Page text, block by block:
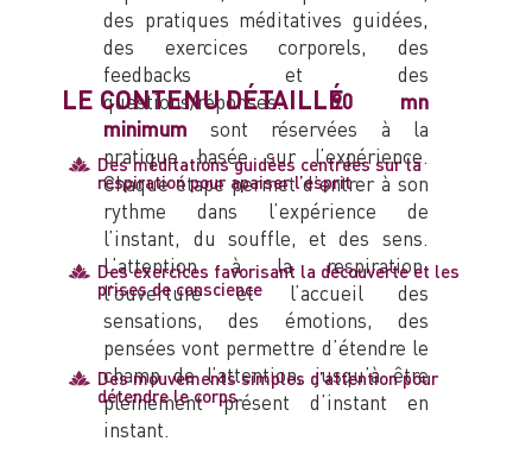
des pratiques méditatives guidées,
des exercices corporels, des
feedbacks et des
questions/réponses. 90 mn
minimum sont réservées à la
pratique basée sur l’expérience.
Chaque étape permet d’entrer à son
rythme dans l’expérience de
l’instant, du souffle, et des sens.
L’attention à la respiration,
l’ouverture et l’accueil des
sensations, des émotions, des
pensées vont permettre d’étendre le
champ de l’attention, jusqu’à être
pleinement présent d’instant en
instant.
LE CONTENU DÉTAILLÉ
Des méditations guidées centrées sur la
respiration pour apaiser l’esprit
Des exercices favorisant la découverte et les
prises de conscience
Des mouvements simples d’attention pour
détendre le corps